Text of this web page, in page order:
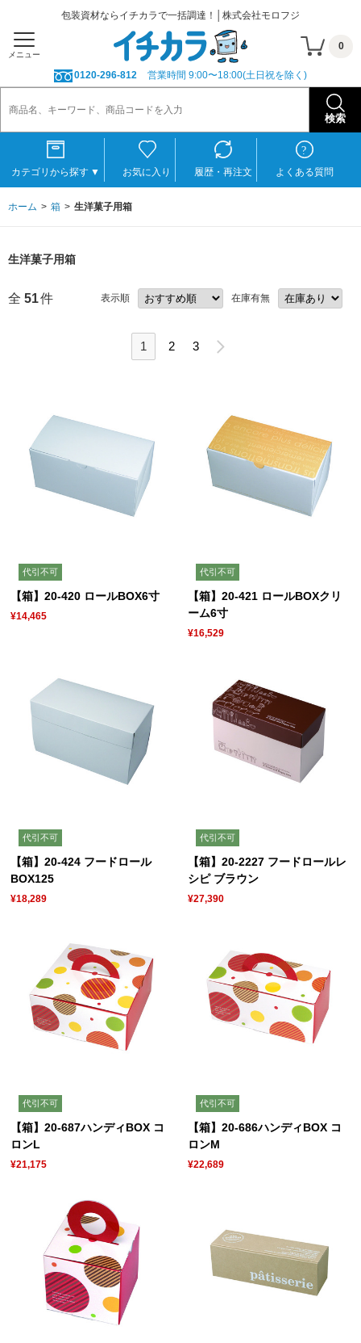
包装資材ならイチカラで一括調達！│株式会社モロフジ
メニュー
0
0120-296-812 営業時間 9:00〜18:00(土日祝を除く)
カテゴリから探す ▼ お気に入り 履歴・再注文 よくある質問
ホーム 箱 生洋菓子用箱
生洋菓子用箱
全 51件 表示順 在庫有無
1 2 3
代引不可
【箱】20-420 ロールBOX6寸
¥14,465
代引不可
【箱】20-421 ロールBOXクリ
ーム6寸
¥16,529
代引不可
【箱】20-424 フードロール
BOX125
¥18,289
代引不可
【箱】20-2227 フードロールレ
シピ ブラウン
¥27,390
代引不可
【箱】20-687ハンディBOX コ
ロンL
¥21,175
代引不可
【箱】20-686ハンディBOX コ
ロンM
¥22,689